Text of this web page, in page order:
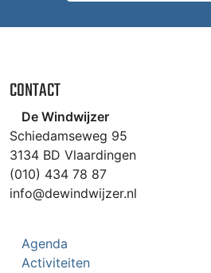
CONTACT
De Windwijzer
Schiedamseweg 95
3134 BD Vlaardingen
(010) 434 78 87
info@dewindwijzer.nl
Agenda
Activiteiten